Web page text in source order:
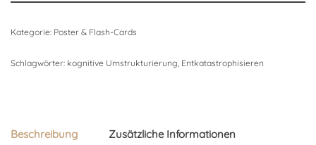
Kategorie: Poster & Flash-Cards
Schlagwörter: kognitive Umstrukturierung Entkatastrophisieren
Beschreibung Zusätzliche Informationen